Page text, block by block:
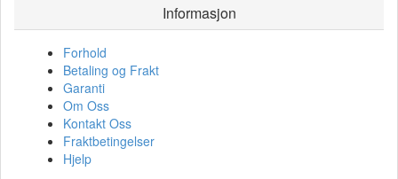
Informasjon
Forhold
Betaling og Frakt
Garanti
Om Oss
Kontakt Oss
Fraktbetingelser
Hjelp